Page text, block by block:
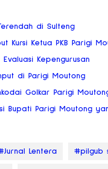
di Sulteng
Kursi Ketua PKB Parigi
Kepengurusan
di Parigi Moutong
Golkar Parigi
Bupati Parigi Moutong
Lentera #pilgub